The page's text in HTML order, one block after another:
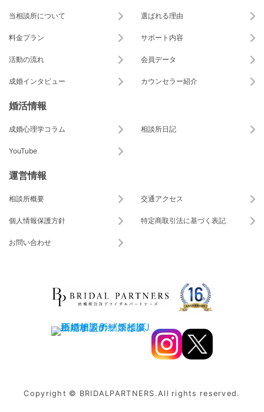
当相談所について 選ばれる理由
料金プラン サポート内容
活動の流れ 会員データ
成婚インタビュー カウンセラー紹介
婚活情報
成婚心理学コラム 相談所日記
YouTube
運営情報
相談所概要 交通アクセス
個人情報保護方針 特定商取引法に基づく表記
お問い合わせ
Copyright © BRIDALPARTNERS.All rights reserved.